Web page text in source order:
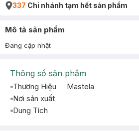
337 Chi nhánh tạm hết sản phẩm
Mô tả sản phẩm
Đang cập nhật
Thông số sản phẩm
Thương Hiệu
Mastela
Nơi sản xuất
Dung Tích